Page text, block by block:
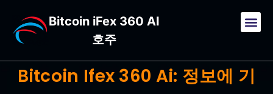
Bitcoin iFex 360 AI
호주
Bitcoin Ifex 360 Ai: 정보에 기